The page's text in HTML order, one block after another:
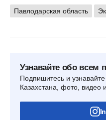
Павлодарская область
Узнавайте обо всем
Подпишитесь и
Казахстана, фото, видео